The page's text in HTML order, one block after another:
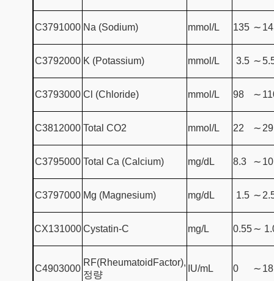
C3791000 Na (Sodium) mmol/L 135 ∼
C3792000 K (Potassium) mmol/L 3.5 ∼
C3793000 Cl (Chloride) mmol/L 98 ∼
C3812000 Total CO2 mmol/L 22 ∼ 29
C3795000 Total Ca (Calcium) mg/dL 8.3 ∼
C3797000 Mg (Magnesium) mg/dL 1.5 ∼
CX131000Cystatin-C mg/L 0.55∼
C4903000
RF(RheumatoidFactor),
정량
IU/mL 0 ∼ 18